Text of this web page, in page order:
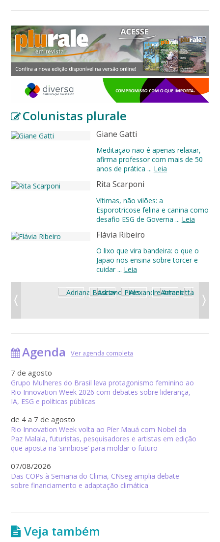
Colunistas plurale
Giane Gatti
Meditação não é apenas relaxar,
afirma professor com mais de 50
anos de prática ... Leia
Rita Scarponi
Vítimas, não vilões: a
Esporotricose felina e canina como
desafio ESG de Governa ... Leia
Flávia Ribeiro
O lixo que vira bandeira: o que o
Japão nos ensina sobre torcer e
cuidar ... Leia
Agenda Ver agenda completa
7 de agosto
Grupo Mulheres do Brasil leva protagonismo feminino ao
Rio Innovation Week 2026 com debates sobre liderança,
IA, ESG e políticas públicas
de 4 a 7 de agosto
Rio Innovation Week volta ao Píer Mauá com Nobel da
Paz Malala, futuristas, pesquisadores e artistas em edição
que aposta na ‘simbiose’ para moldar o futuro
07/08/2026
Das COPs à Semana do Clima, CNseg amplia debate
sobre financiamento e adaptação climática
Veja também